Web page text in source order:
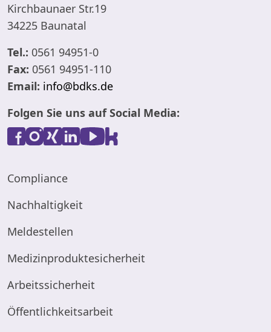
Kirchbaunaer Str.19
34225 Baunatal
Tel.: 0561 94951-0
Fax: 0561 94951-110
Email: info@bdks.de
Folgen Sie uns auf Social Media:
Compliance
Nachhaltigkeit
Meldestellen
Medizinproduktesicherheit
Arbeitssicherheit
Öffentlichkeitsarbeit